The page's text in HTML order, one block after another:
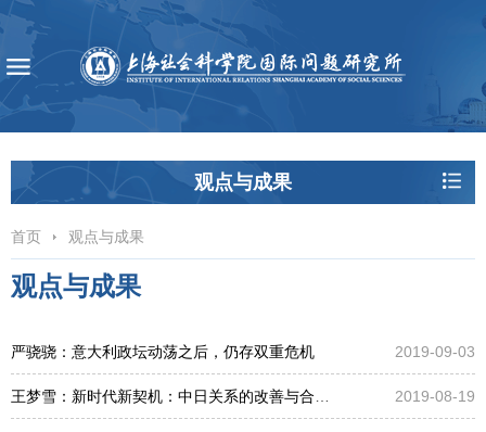
观点与成果
首页 观点与成果
观点与成果
严骁骁：意大利政坛动荡之后，仍存双重危机 2019-09-03
2019-08-19